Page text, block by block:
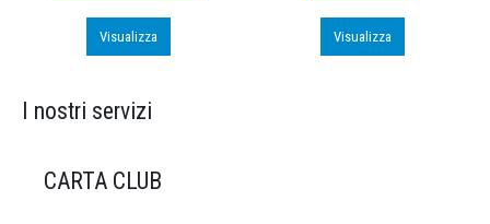
Visualizza Visualizza
I nostri servizi
CARTA CLUB